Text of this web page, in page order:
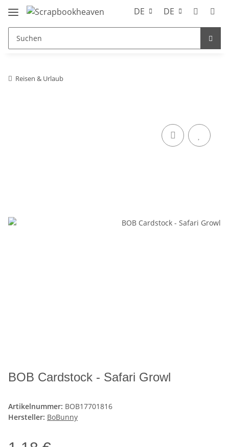
DE DE
Reisen & Urlaub
BOB Cardstock - Safari Growl
Artikelnummer: BOB17701816
Hersteller: BoBunny